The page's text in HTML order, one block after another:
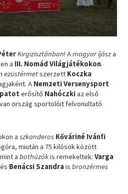
Kirgizisztánban! Amagyar íjásza
a III. Nomád Világjátékokon.
ezüstérmetszerzett Koczka
A Nemzeti Versenysport
erősítő Nahóczkiaz első
ország sportolóit felvonultató
aszkanderos Kőváriné Ivánfi
miután a 75 kilósok között
abothúzókis remekeltek:Varga
és Benácsi Szandraisbronzérmes